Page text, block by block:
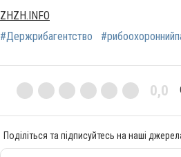
ZHZH.INFO
#Держрибагентство
0,0
Поділіться та підписуйтесь на наші